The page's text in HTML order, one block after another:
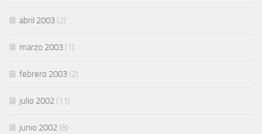
abril 2003 (2)
marzo 2003 (1)
febrero 2003 (2)
julio 2002 (11)
junio 2002 (8)